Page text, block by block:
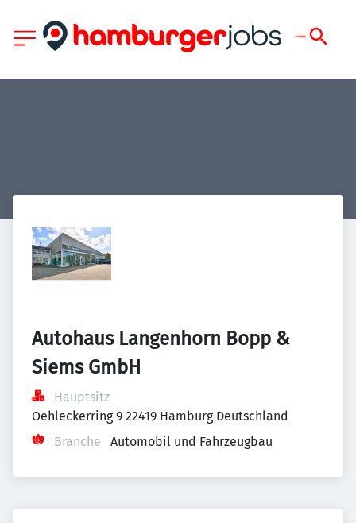
Autohaus Langenhorn Bopp &
Siems GmbH
Hauptsitz
Oehleckerring 9 22419 Hamburg Deutschland
Branche
Automobil und Fahrzeugbau